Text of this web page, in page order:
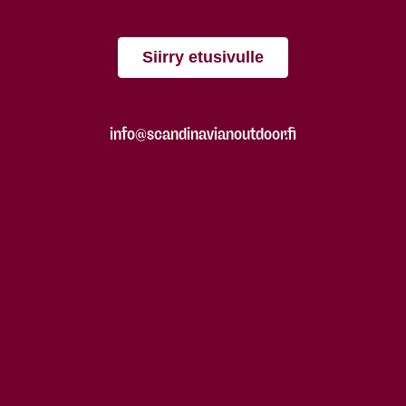
Siirry etusivulle
info@scandinavianoutdoor.fi